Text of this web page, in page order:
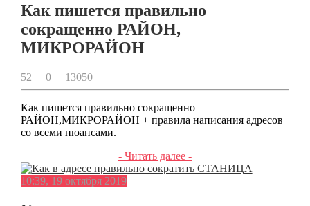
Как пишется правильно
сокращенно РАЙОН,
МИКРОРАЙОН
52 0 13050
Как пишется правильно сокращенно
РАЙОН,МИКРОРАЙОН + правила написания адресов
со всеми нюансами.
- Читать далее -
10:39, 19 октября 2019